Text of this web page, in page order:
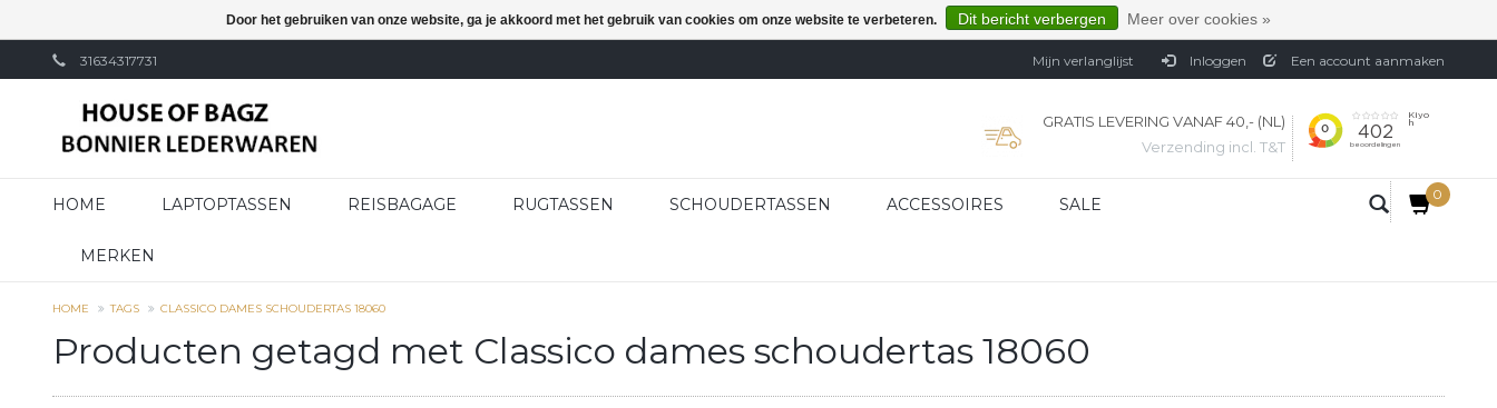
31634317731 Mijn verlanglijst Inloggen Een account aanmaken
GRATIS LEVERING VANAF 40,- (NL)
Verzending incl. T&T
HOME LAPTOPTASSEN REISBAGAGE RUGTASSEN SCHOUDERTASSEN ACCESSOIRES SALE
MERKEN
0
HOME TAGS CLASSICO DAMES SCHOUDERTAS 18060
Producten getagd met Classico dames schoudertas 18060
Door het gebruiken van onze website, ga je akkoord met het gebruik van cookies om onze website te verbeteren. Dit bericht verbergen Meer over cookies »